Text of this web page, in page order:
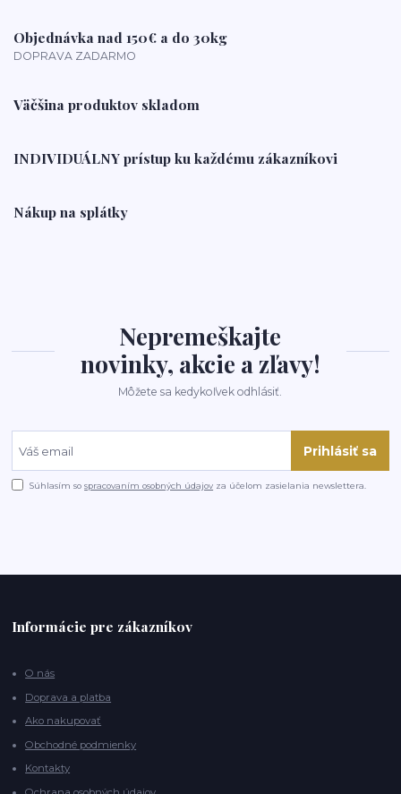
Objednávka nad 150€ a do 30kg
DOPRAVA ZADARMO
Väčšina produktov skladom
INDIVIDUÁLNY prístup ku každému zákazníkovi
Nákup na splátky
Nepremeškajte
novinky, akcie a zľavy!
Môžete sa kedykoľvek odhlásiť.
Prihlásiť sa
Súhlasím sospracovaním osobných údajov za účelom zasielania newslettera.
Informácie pre zákazníkov
O nás
Doprava a platba
Ako nakupovať
Obchodné podmienky
Kontakty